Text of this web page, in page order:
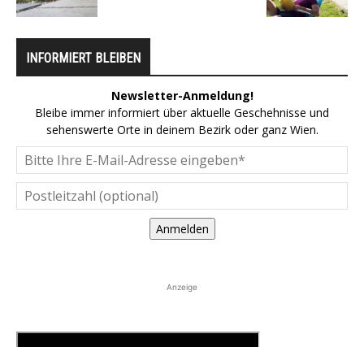
INFORMIERT BLEIBEN
Newsletter-Anmeldung!
Bleibe immer informiert über aktuelle Geschehnisse und
sehenswerte Orte in deinem Bezirk oder ganz Wien.
Anmelden
Anzeige